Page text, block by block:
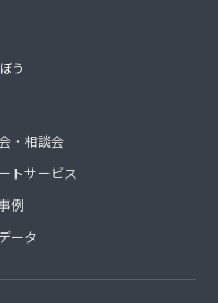
う
・相談会
トサービス
例
ータ